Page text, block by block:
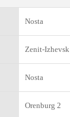
Nosta
Zenit-Izhevsk
Nosta
Orenburg 2